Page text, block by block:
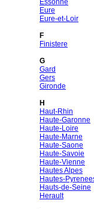
Essonne
Eure
Eure-et-Loir
F
Finistere
G
Gard
Gers
Gironde
H
Haut-Rhin
Haute-Garonne
Haute-Loire
Haute-Marne
Haute-Saone
Haute-Savoie
Haute-Vienne
Hautes Alpes
Hautes-
Hauts-de-Seine
Herault